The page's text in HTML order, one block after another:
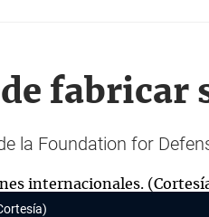
fabricar
la Foundation for